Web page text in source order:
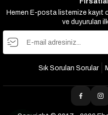
Hemen E-posta listemize kayıt
ve duyuruları
Sık Sorulan Sorular